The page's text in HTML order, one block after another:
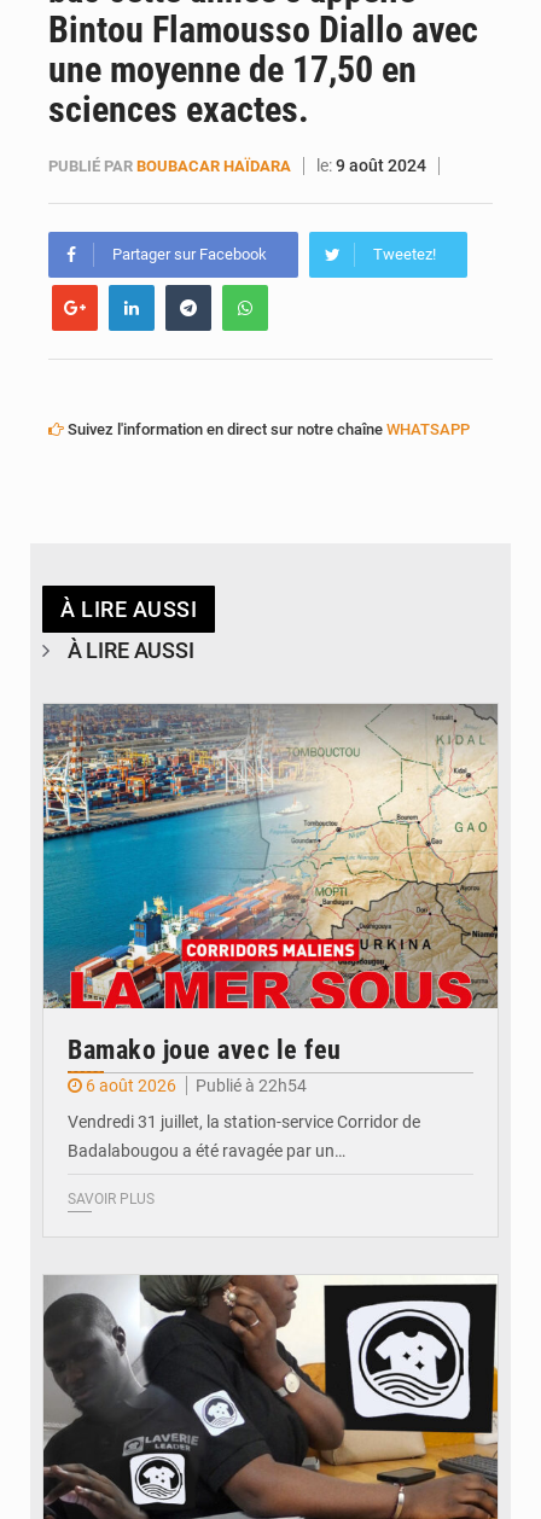
Bintou Flamousso Diallo avec
une moyenne de 17,50 en
sciences exactes.
PUBLIÉ PAR BOUBACAR HAÏDARA le:9 août 2024
Partager sur Facebook Tweetez!
Suivez l'information en direct sur notre chaîne WHATSAPP
À LIRE AUSSI
À LIRE AUSSI
© JDM
Bamako joue avec le feu
6 août 2026
Publié à 22h54
Vendredi 31 juillet, la station-service Corridor de
Badalabougou a été ravagée par un…
SAVOIR PLUS